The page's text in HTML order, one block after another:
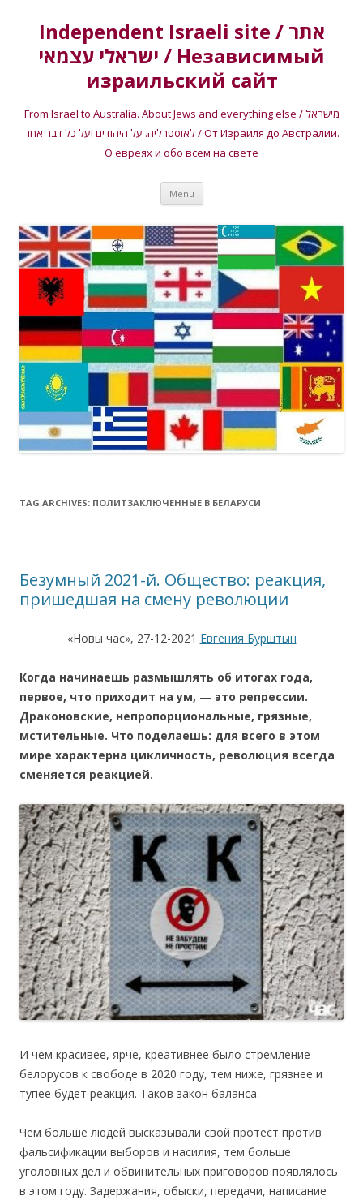
Independent Israeli site / אתר
ישראלי עצמאי / Независимый
израильский сайт
From Israel to Australia. About Jews and everything else / מישראל
לאוסטרליה. על היהודים ועל כל דבר אחר / От Израиля до Австралии.
О евреях и обо всем на свете
Menu Skip
content
TAG ARCHIVES: ПОЛИТЗАКЛЮЧЕННЫЕ В БЕЛАРУСИ
Безумный 2021-й. Общество: реакция,
пришедшая на смену революции
«Новы час», 27-12-2021 Евгения Бурштын
Когда начинаешь размышлять об итогах года,
первое, что приходит на ум, — это репрессии.
Драконовские, непропорциональные, грязные,
мстительные. Что поделаешь: для всего в этом
мире характерна цикличность, революция всегда
сменяется реакцией.
И чем красивее, ярче, креативнее было стремление
белорусов к свободе в 2020 году, тем ниже, грязнее и
тупее будет реакция. Таков закон баланса.
Чем больше людей высказывали свой протест против
фальсификации выборов и насилия, тем больше
уголовных дел и обвинительных приговоров появлялось
в этом году. Задержания, обыски, передачи, написание